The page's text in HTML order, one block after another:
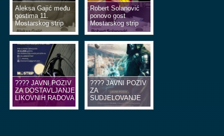
Aleksa Gajić među
gostima 11.
Mostarskog strip
vikenda
Robert Solanović
ponovo gost
Mostarskog strip
vikenda
???? JAVNI POZIV
ZA DOSTAVLJANJE
LIKOVNIH RADOVA
U OBLIKU
???? JAVNI POZIV
ZA
SUDJELOVANJE
NA EDUKACIJSKIM